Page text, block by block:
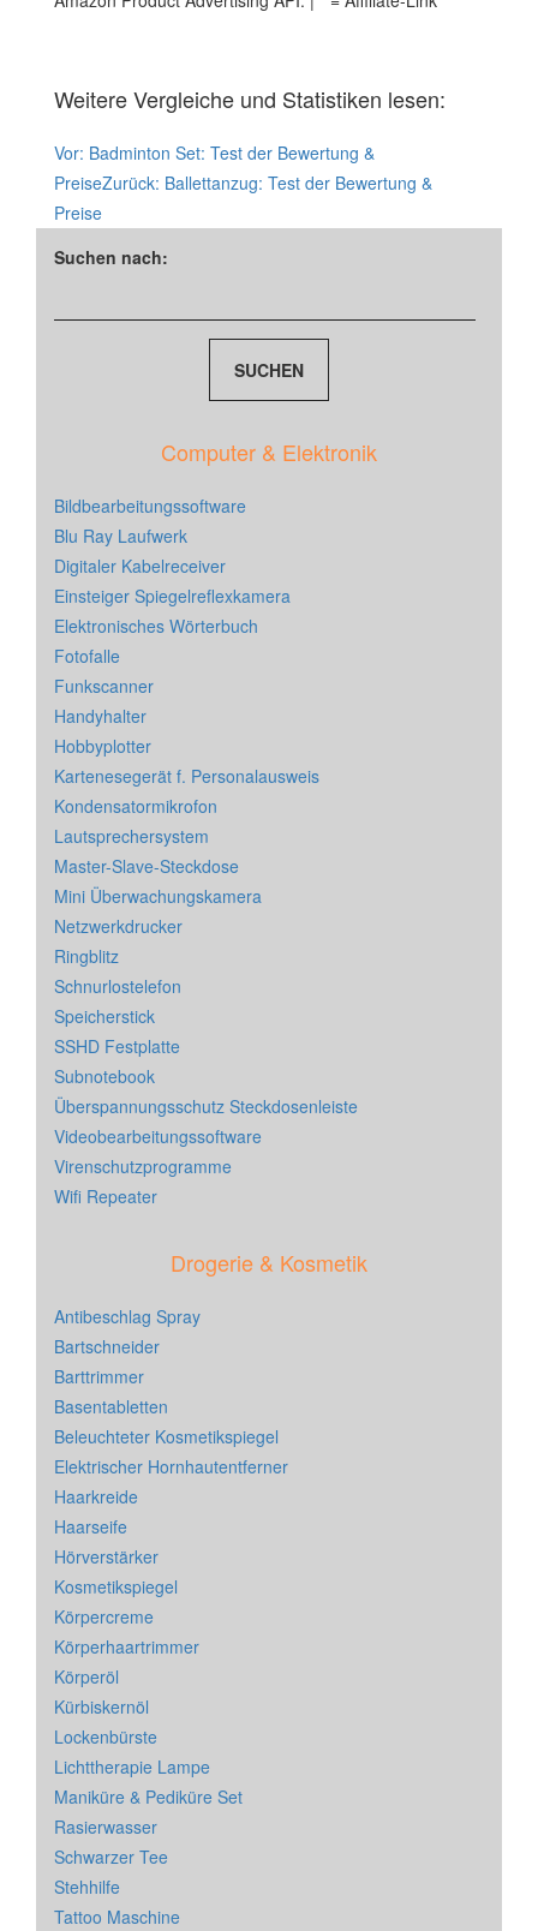
Weitere Vergleiche und Statistiken lesen:
Vor: Badminton Set: Test der Bewertung &
PreiseZurück: Ballettanzug: Test der Bewertung &
Preise
Suchen nach:
Computer & Elektronik
Bildbearbeitungssoftware
Blu Ray Laufwerk
Digitaler Kabelreceiver
Einsteiger Spiegelreflexkamera
Elektronisches Wörterbuch
Fotofalle
Funkscanner
Handyhalter
Hobbyplotter
Kartenesegerät f. Personalausweis
Kondensatormikrofon
Lautsprechersystem
Master-Slave-Steckdose
Mini Überwachungskamera
Netzwerkdrucker
Ringblitz
Schnurlostelefon
Speicherstick
SSHD Festplatte
Subnotebook
Überspannungsschutz Steckdosenleiste
Videobearbeitungssoftware
Virenschutzprogramme
Wifi Repeater
Drogerie & Kosmetik
Antibeschlag Spray
Bartschneider
Barttrimmer
Basentabletten
Beleuchteter Kosmetikspiegel
Elektrischer Hornhautentferner
Haarkreide
Haarseife
Hörverstärker
Kosmetikspiegel
Körpercreme
Körperhaartrimmer
Körperöl
Kürbiskernöl
Lockenbürste
Lichttherapie Lampe
Maniküre & Pediküre Set
Rasierwasser
Schwarzer Tee
Stehhilfe
Tattoo Maschine